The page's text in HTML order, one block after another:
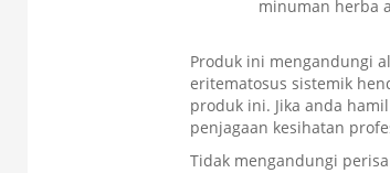
minuman herba
Produk ini mengandungi
eritematosus sistemik
produk ini. Jika anda
penjagaan kesihatan
Tidak mengandungi